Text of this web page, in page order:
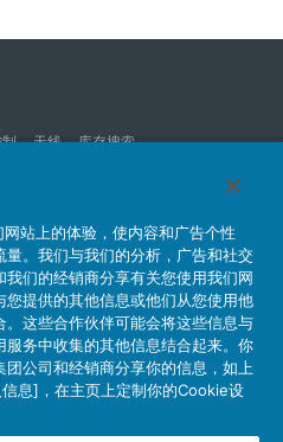
天线 库存搜索
公司新到信息列表
产品信息新的列表
策
关于利用本网站
站上的体验，使内容和广告个性
。我们与我们的分析，广告和社交
们的经销商分享有关您使用我们网
提供的其他信息或他们从您使用他
这些合作伙伴可能会将这些信息与
务中收集的其他信息结合起来。你
公司和经销商分享你的信息，如上
息]，在主页上定制你的Cookie设